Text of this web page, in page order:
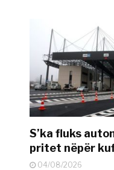
S’ka fluks
pritet nëpër
04/08/2026